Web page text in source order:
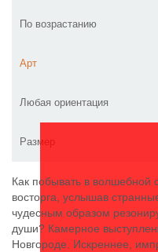
По возрастанию
Арт
Любая ориентация
Размер
Как побывать в волшебной
восторга, услышав
чудесным образом
души? Камерное
Новгороде. Искреннее,